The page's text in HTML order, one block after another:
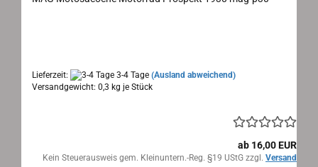
Lieferzeit: 3-4 Tage (Ausland abweichend)
Versandgewicht: 0,3 kg je Stück
ab 16,00 EUR
Kein Steuerausweis gem. Kleinuntern.-Reg. §19 UStG zzgl. Versand